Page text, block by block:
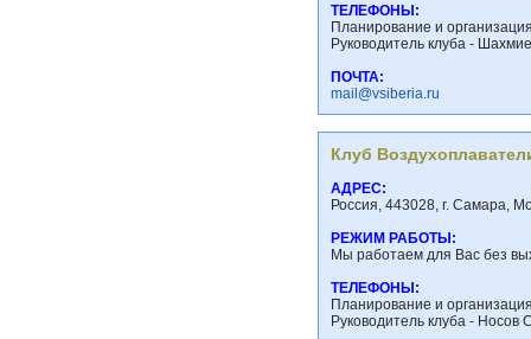
ТЕЛЕФОНЫ:
Планирование и
Руководитель клуба -
ПОЧТА:
mail@vsiberia.ru
Клуб
АДРЕС:
Россия, 443028, г. Самара,
РЕЖИМ РАБОТЫ:
Мы работаем для Вас без
ТЕЛЕФОНЫ:
Планирование и
Руководитель клуба - Носов